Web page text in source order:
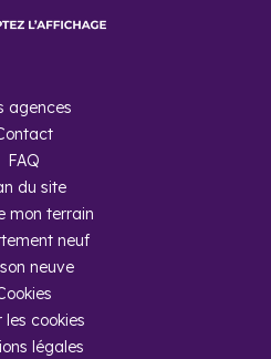
agences
FAQ
du site
mon terrain
neuf
neuve
les cookies
légales